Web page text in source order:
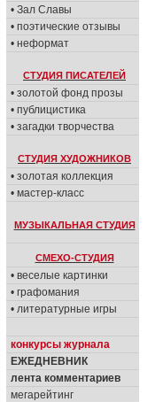
• Зал Славы
• поэтические отзывы
• неформат
СТУДИЯ ПИСАТЕЛЕЙ
• золотой фонд прозы
• публицистика
• загадки творчества
СТУДИЯ ХУДОЖНИКОВ
• золотая коллекция
• мастер-класс
МУЗЫКАЛЬНАЯ СТУДИЯ
СМЕХО-СТУДИЯ
• веселые картинки
• графомания
• литературные игры
конкурсы журнала
ЕЖЕДНЕВНИК
лента комментариев
мегарейтинг